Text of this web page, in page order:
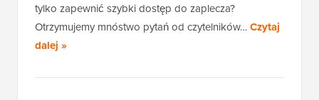
tylko zapewnić szybki dostęp do zaplecza?
Otrzymujemy mnóstwo pytań od czytelników…Czytaj
dalej »